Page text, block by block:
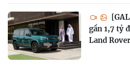
gần 1,7 tỷ
Land